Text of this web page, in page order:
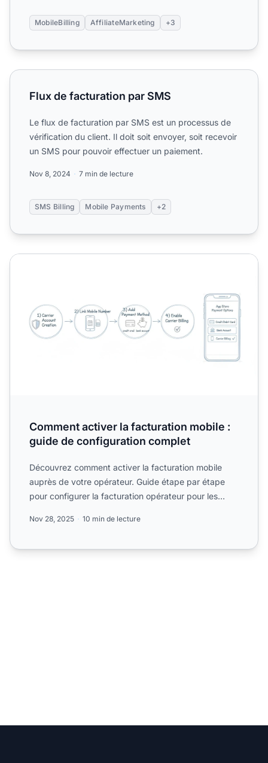
MobileBilling AffiliateMarketing +3
Flux de facturation par SMS
Flux de facturation par SMS
Le flux de facturation par SMS est un processus de
vérification du client. Il doit soit envoyer, soit recevoir
un SMS pour pouvoir effectuer un paiement.
Nov 8, 2024 7 min de lecture
SMS Billing Mobile Payments +2
Comment activer la facturation mobile : guide de
Comment activer la facturation mobile :
guide de configuration complet
Découvrez comment activer la facturation mobile
auprès de votre opérateur. Guide étape par étape
pour configurer la facturation opérateur pour les
Nov 28, 2025 10 min de lecture